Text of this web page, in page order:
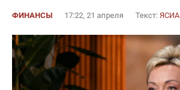
ФИНАНСЫ 17:22, 21 апреля Текст: ЯСИА